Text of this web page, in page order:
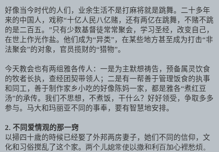
好像当今时代的人们，业余生活不是打麻将就是跳舞。二十多年
来的中国人，戏称“十亿人民八亿赌，还有两亿在跳舞，不赌不跳
的是二百五。”只有少数基督徒常常聚会，学习圣经，改变自己，
在世上作光作盐。他们成为“异类”，在某些地方甚至成为打击“非
法聚会”的对象，官员揽财的“猎物”。
今天教会也有两组雅各传人：一是为主默想祷告，预备属灵饮食
的牧者长执，查经团契带领人；二是有一帮善于管理饭食的执事
和同工，善于制作家乡小吃的好像陈妈一家，都是雅各“煮红豆
汤”的承传。我们不思想，不煮饭，干什么？好好领受，争取多多
参与。马大和玛丽亚不同的事奉，要有智慧地安排。
2. 不同爱情观的那一窍
以掃四十歲的時候已经娶了外邦两房妻子，她们不同的信仰，文
化和习俗搅乱了这个家。 两个儿媳常使以撒和利百加心裡愁煩。